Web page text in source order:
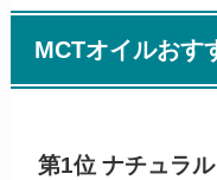
MCTオイルおす
第1位 ナチュラ